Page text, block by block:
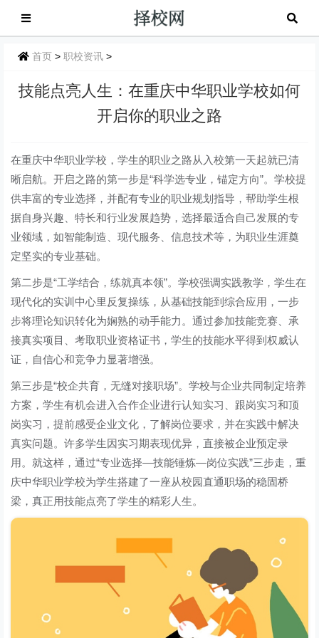
首页 >职校资讯 >
技能点亮人生：在重庆中华职业学校如何
开启你的职业之路
在重庆中华职业学校，学生的职业之路从入校第一天起就已清
晰启航。开启之路的第一步是“科学选专业，锚定方向”。学校提
供丰富的专业选择，并配有专业的职业规划指导，帮助学生根
据自身兴趣、特长和行业发展趋势，选择最适合自己发展的专
业领域，如智能制造、现代服务、信息技术等，为职业生涯奠
定坚实的专业基础。
第二步是“工学结合，练就真本领”。学校强调实践教学，学生在
现代化的实训中心里反复操练，从基础技能到综合应用，一步
步将理论知识转化为娴熟的动手能力。通过参加技能竞赛、承
接真实项目、考取职业资格证书，学生的技能水平得到权威认
证，自信心和竞争力显著增强。
第三步是“校企共育，无缝对接职场”。学校与企业共同制定培养
方案，学生有机会进入合作企业进行认知实习、跟岗实习和顶
岗实习，提前感受企业文化，了解岗位要求，并在实践中解决
真实问题。许多学生因实习期表现优异，直接被企业预定录
用。就这样，通过“专业选择—技能锤炼—岗位实践”三步走，重
庆中华职业学校为学生搭建了一座从校园直通职场的稳固桥
梁，真正用技能点亮了学生的精彩人生。